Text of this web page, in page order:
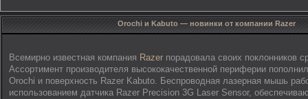
Orochi и Kabuto — новинки от компании Razer
Всемирно известная компания Razer порадовала своих поклонников
Ассортимент производителя высококачественной периферии
Orochi и поверхность Razer Kabuto. Беспроводная лазерная мышь
использованием датчика Razer Precision 3G Laser Sensor,